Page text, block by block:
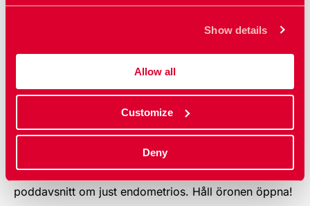
Show details
Allow all
Customize
Deny
särskild endometriosmottagning. Här har hon också
äntligen fått träffa vårdpersonal som ger ett gott
– Jag vet hur ensamt de kan kännas att söka vård om
och om igen och inte få hjälpen en behöver. Men
hjälp finns där ute och du är inte ensam.
en del av IPPF:s ungdomsnätverk YSAFE. De spelar
som fokuserar på unga och
SRHR. Inom kort kommer Emma medverka i ett
poddavsnitt om just endometrios. Håll öronen öppna!